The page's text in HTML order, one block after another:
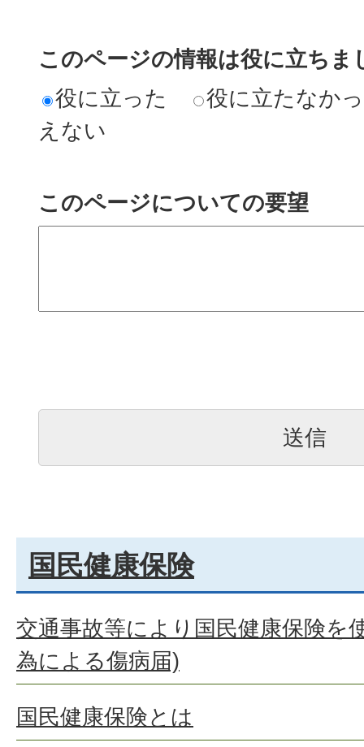
このページの情報は役に立ちま
役に立った
役に立たなか
えない
このページについての要望
国民健康保険
交通事故等により国民健康保険を
為による傷病届)
国民健康保険とは